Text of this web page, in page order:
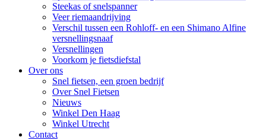
Steekas of snelspanner
Veer riemaandrijving
Verschil tussen een Rohloff- en een Shimano Alfine
versnellingsnaaf
Versnellingen
Voorkom je fietsdiefstal
Over ons
Snel fietsen, een groen bedrijf
Over Snel Fietsen
Nieuws
Winkel Den Haag
Winkel Utrecht
Contact